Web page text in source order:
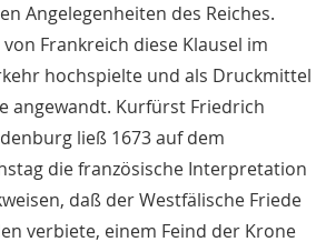
Angelegenheiten des Reiches.
von Frankreich diese Klausel im
hochspielte und als Druckmittel
angewandt. Kurfürst Friedrich
ließ 1673 auf dem
die französische Interpretation
daß der Westfälische Friede
verbiete, einem Feind der Krone